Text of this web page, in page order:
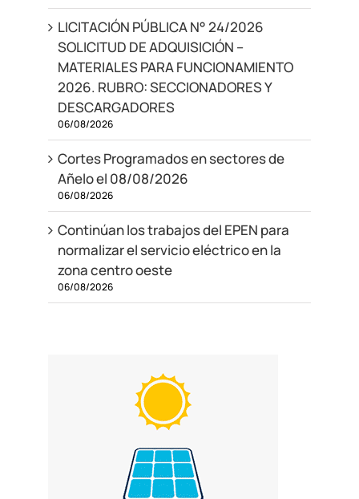
LICITACIÓN PÚBLICA N° 24/2026
SOLICITUD DE ADQUISICIÓN –
MATERIALES PARA FUNCIONAMIENTO
2026. RUBRO: SECCIONADORES Y
DESCARGADORES
06/08/2026
Cortes Programados en sectores de
Añelo el 08/08/2026
06/08/2026
Continúan los trabajos del EPEN para
normalizar el servicio eléctrico en la
zona centro oeste
06/08/2026